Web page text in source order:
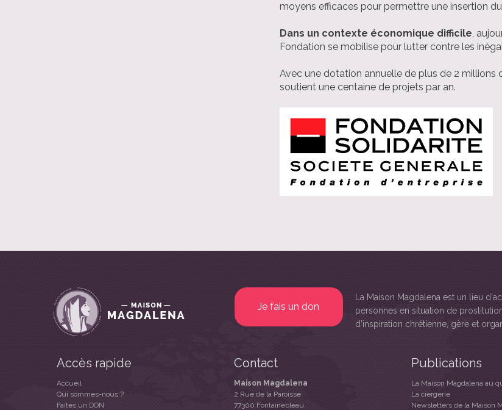
moyens efficaces pour permettre une insertion
Dans un contexte économique difficile,
Fondation se mobilise pour lutter contre les
Avec une dotation annuelle de plus de 2 millions
soutient une centaine de projets par an.
Je fais un don
La Maison Magdalena est un lieu
personnes en situation de
d’inspiration chrétienne, gère et
Accès rapide
Accueil
Qui sommes-nous ?
Faites un DON
Contact
Maison Magdalena
2 Rue de la Paroisse
77300 Fontainebleau
Publications
La Maison Magdalena au
La ciergerie
Newsletters de la Maison